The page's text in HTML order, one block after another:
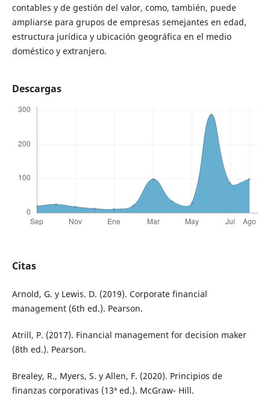
contables y de gestión del valor, como, también, puede
ampliarse para grupos de empresas semejantes en edad,
estructura jurídica y ubicación geográfica en el medio
doméstico y extranjero.
Descargas
Citas
Arnold, G. y Lewis. D. (2019). Corporate financial
management (6th ed.). Pearson.
Atrill, P. (2017). Financial management for decision maker
(8th ed.). Pearson.
Brealey, R., Myers, S. y Allen, F. (2020). Principios de
finanzas corporativas (13ª ed.). McGraw- Hill.